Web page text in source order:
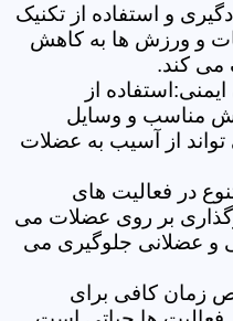
و استفاده از تکنیک
و ورزش ها به کاهش
کند.
از
مناسب و وسایل
از آسیب به عضلات
در فعالیت های
بر روی عضلات می
عضلانی جلوگیری می
زمان کافی برای